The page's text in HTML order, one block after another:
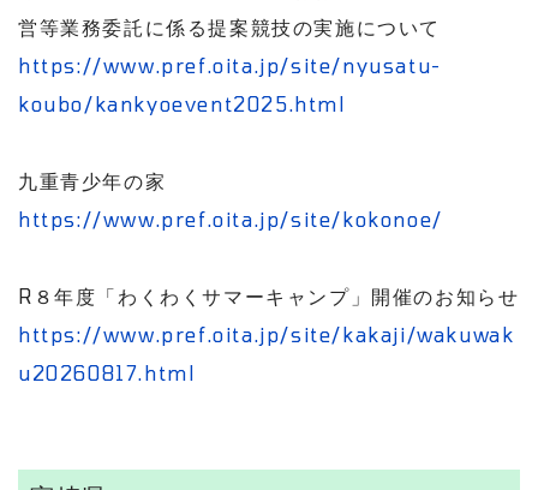
営等業務委託に係る提案競技の実施について
https://www.pref.oita.jp/site/nyusatu-
koubo/kankyoevent2025.html
九重青少年の家
https://www.pref.oita.jp/site/kokonoe/
R８年度「わくわくサマーキャンプ」開催のお知らせ
https://www.pref.oita.jp/site/kakaji/wakuwak
u20260817.html